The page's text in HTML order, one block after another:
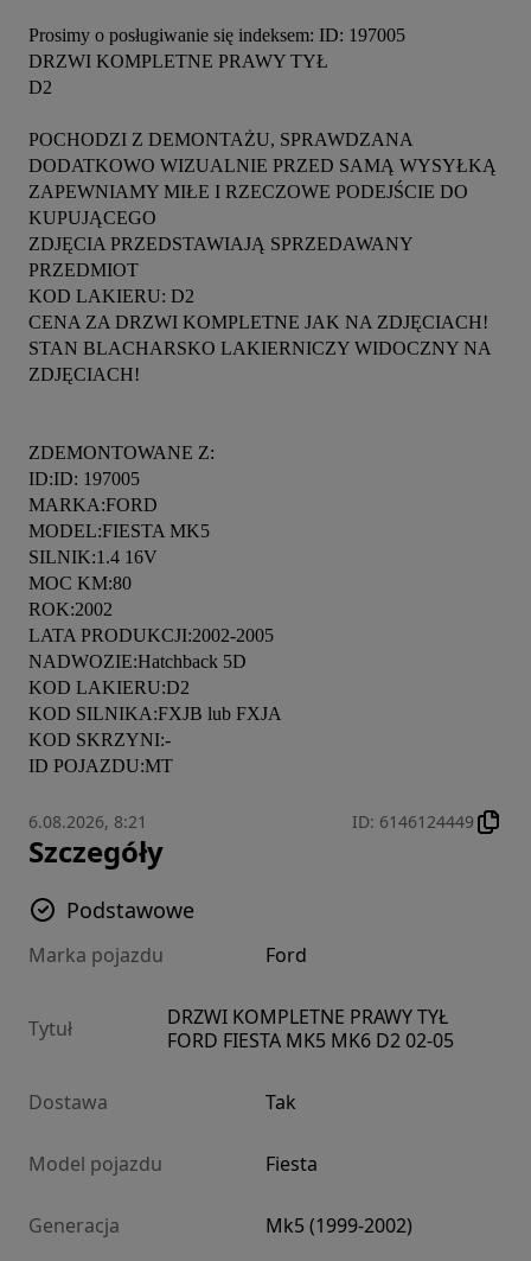
Prosimy o posługiwanie się indeksem: ID: 197005
DRZWI KOMPLETNE PRAWY TYŁ
D2
POCHODZI Z DEMONTAŻU, SPRAWDZANA
DODATKOWO WIZUALNIE PRZED SAMĄ WYSYŁKĄ
ZAPEWNIAMY MIŁE I RZECZOWE PODEJŚCIE DO
KUPUJĄCEGO
ZDJĘCIA PRZEDSTAWIAJĄ SPRZEDAWANY
PRZEDMIOT
KOD LAKIERU: D2
CENA ZA DRZWI KOMPLETNE JAK NA ZDJĘCIACH!
STAN BLACHARSKO LAKIERNICZY WIDOCZNY NA
ZDJĘCIACH!
ZDEMONTOWANE Z:
ID:ID: 197005
MARKA:FORD
MODEL:FIESTA MK5
SILNIK:1.4 16V
MOC KM:80
ROK:2002
LATA PRODUKCJI:2002-2005
NADWOZIE:Hatchback 5D
KOD LAKIERU:D2
KOD SILNIKA:FXJB lub FXJA
KOD SKRZYNI:-
ID POJAZDU:MT
6.08.2026, 8:21 ID: 6146124449
Szczegóły
Podstawowe
Marka pojazdu Ford
Tytuł
DRZWI KOMPLETNE PRAWY TYŁ
FORD FIESTA MK5 MK6 D2 02-05
Dostawa Tak
Model pojazdu Fiesta
Generacja Mk5 (1999-2002)